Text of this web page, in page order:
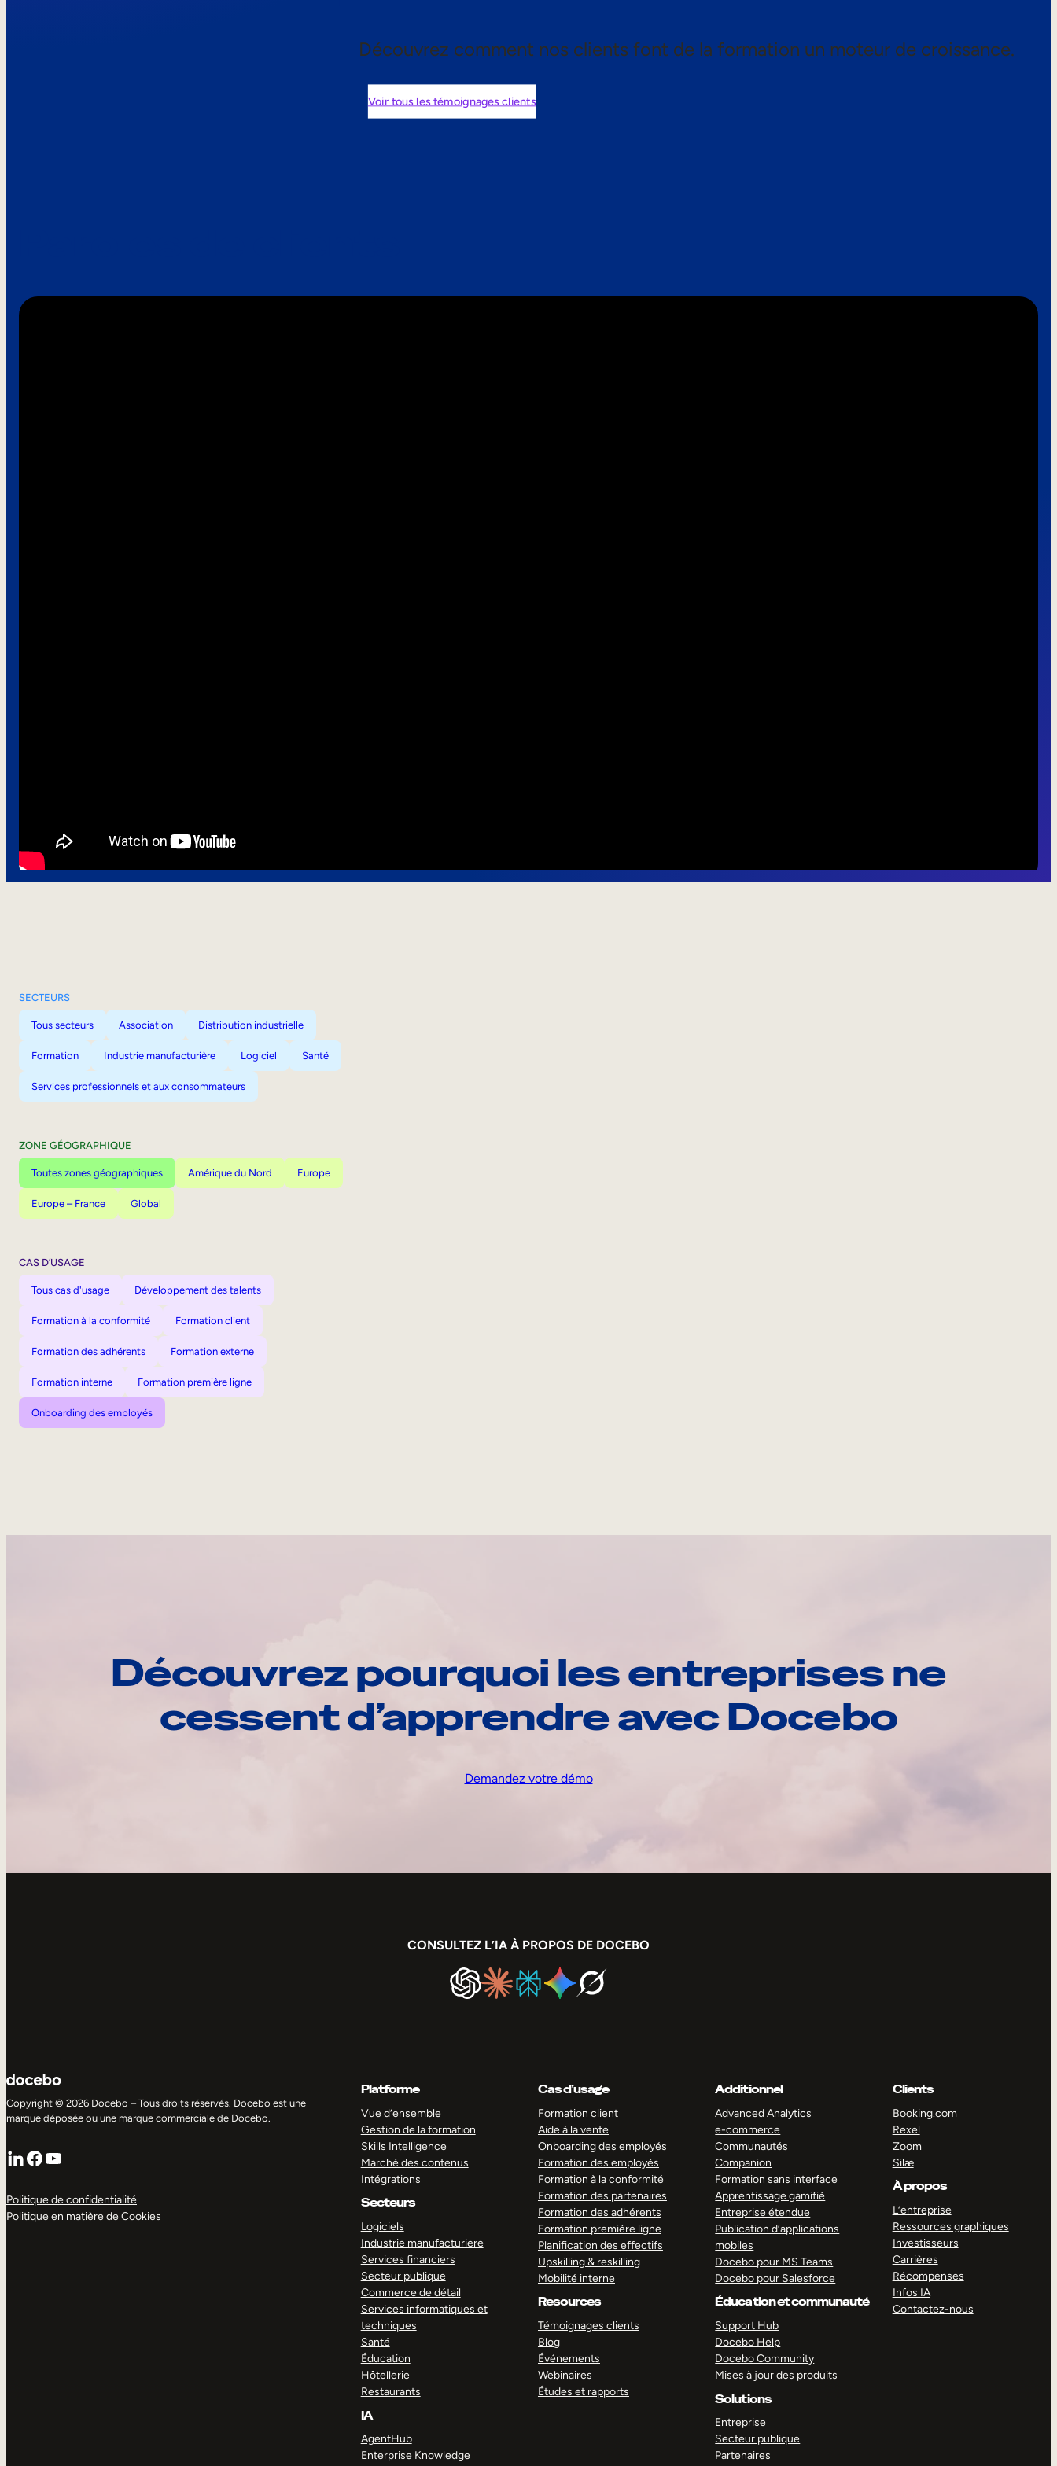
Découvrez comment nos clients font de la formation un moteur de croissance.
Voir tous les témoignages clients
SECTEURS
Tous secteurs Association Distribution industrielle
Formation Industrie manufacturière Logiciel Santé
Services professionnels et aux consommateurs
ZONE GÉOGRAPHIQUE
Toutes zones géographiques Amérique du Nord Europe
Europe – France Global
CAS D’USAGE
Tous cas d'usage Développement des talents
Formation à la conformité Formation client
Formation des adhérents Formation externe
Formation interne Formation première ligne
Onboarding des employés
Découvrez pourquoi les entreprises ne
cessent d’apprendre avec Docebo
Demandez votre démo
CONSULTEZ L’IA À PROPOS DE DOCEBO
Copyright © 2026 Docebo – Tous droits réservés. Docebo est une
marque déposée ou une marque commerciale de Docebo.
LinkedIn
Facebook
YouTube
Politique de confidentialité
Politique en matière de Cookies
Platforme
Vue d’ensemble
Gestion de la formation
Skills Intelligence
Marché des contenus
Intégrations
Secteurs
Logiciels
Industrie manufacturiere
Services financiers
Secteur publique
Commerce de détail
Services informatiques et
techniques
Santé
Éducation
Hôtellerie
Restaurants
IA
AgentHub
Enterprise Knowledge
Cas d’usage
Formation client
Aide à la vente
Onboarding des employés
Formation des employés
Formation à la conformité
Formation des partenaires
Formation des adhérents
Formation première ligne
Planification des effectifs
Upskilling & reskilling
Mobilité interne
Resources
Témoignages clients
Blog
Événements
Webinaires
Études et rapports
Additionnel
Advanced Analytics
e-commerce
Communautés
Companion
Formation sans interface
Apprentissage gamifié
Entreprise étendue
Publication d’applications
mobiles
Docebo pour MS Teams
Docebo pour Salesforce
Éducation et communauté
Support Hub
Docebo Help
Docebo Community
Mises à jour des produits
Solutions
Entreprise
Secteur publique
Partenaires
Clients
Booking.com
Rexel
Zoom
Silæ
À propos
L’entreprise
Ressources graphiques
Investisseurs
Carrières
Récompenses
Infos IA
Contactez-nous